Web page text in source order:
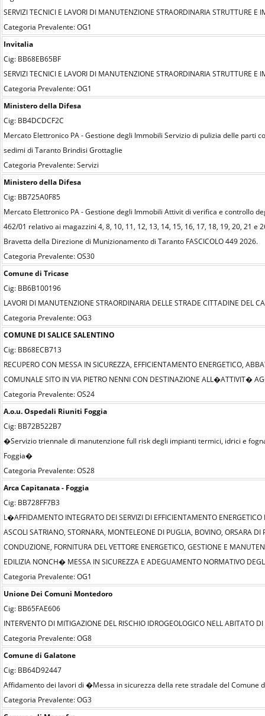
SERVIZI TECNICI E LAVORI DI MANUTENZIONE STRAORDINARIA STRUTTURE
Categoria Prevalente: OG1
Invitalia
Cig: BB68EB65BF
SERVIZI TECNICI E LAVORI DI MANUTENZIONE STRAORDINARIA STRUTTURE
Categoria Prevalente: OG1
Ministero della Difesa
Cig: BB4DCDCF2C
Mercato Elettronico PA - Gestione degli Immobili Servizio di pulizia delle parti
sedimi di Taranto Brindisi Grottaglie
Categoria Prevalente: Servizi
Ministero della Difesa
Cig: BB725A0F85
Mercato Elettronico PA - Gestione degli Immobili Attivit di verifica e controllo
462/01 relativo ai magazzini 4, 8, 10, 11, 12, 13, 14, 15, 16, 17, 18, 19, 20, 21
Bravetta della Direzione di Munizionamento di Taranto FASCICOLO 449 2026.
Categoria Prevalente: OS30
Comune di Tricase
Cig: BB6B100196
LAVORI DI MANUTENZIONE STRAORDINARIA DELLE STRADE CITTADINE DEL
Categoria Prevalente: OG3
COMUNE DI SALICE SALENTINO
Cig: BB68ECB713
RECUPERO CON MESSA IN SICUREZZA, EFFICIENTAMENTO ENERGETICO,
COMUNALE SITO IN VIA PIETRO NENNI CON DESTINAZIONE ALL�ATTIVIT�
Categoria Prevalente: OS24
A.o.u. Ospedali Riuniti Foggia
Cig: BB72B522B7
�Servizio triennale di manutenzione full risk degli impianti termici, idrici e
Foggia�
Categoria Prevalente: OS28
Arca Capitanata - Foggia
Cig: BB728FF7B3
L�AFFIDAMENTO INTEGRATO DEI SERVIZI DI EFFICIENTAMENTO
ASCOLI SATRIANO, STORNARA, MONTELEONE DI PUGLIA, BOVINO, ORSARA
CONDUZIONE, FORNITURA DEL VETTORE ENERGETICO, GESTIONE E
EDILIZIA NONCH� MESSA IN SICUREZZA E ADEGUAMENTO NORMATIVO
Categoria Prevalente: OG1
Unione Dei Comuni Montedoro
Cig: BB65FAE606
INTERVENTO DI MITIGAZIONE DEL RISCHIO IDROGEOLOGICO NELL ABITATO
Categoria Prevalente: OG8
Comune di Galatone
Cig: BB64D92447
Affidamento dei lavori di �Messa in sicurezza della rete stradale del Comune
Categoria Prevalente: OG3